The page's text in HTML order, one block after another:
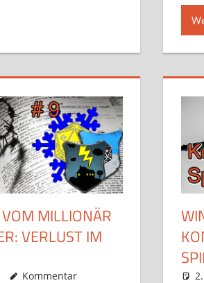
MILLIONÄR
VERLUST IM
Kommentar